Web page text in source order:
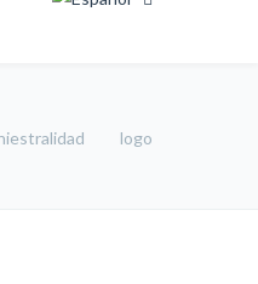
logo